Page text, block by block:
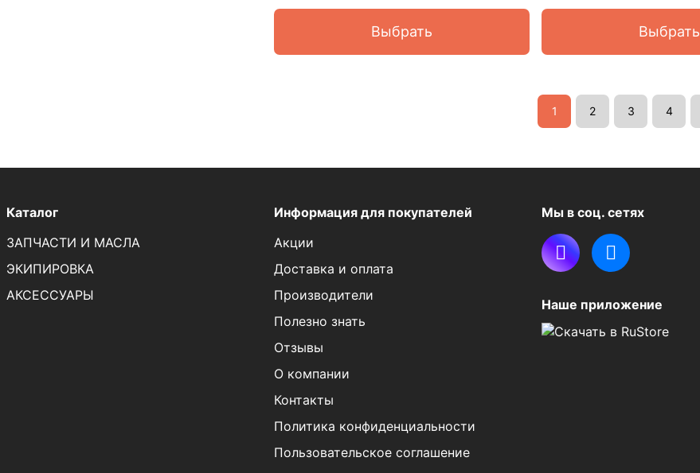
Выбрать Выбрать
1 2 3 4
Каталог
ЗАПЧАСТИ И МАСЛА
ЭКИПИРОВКА
АКСЕССУАРЫ
Информация для покупателей
Акции
Доставка и оплата
Производители
Полезно знать
Отзывы
О компании
Контакты
Политика конфиденциальности
Пользовательское соглашение
Мы в соц. сетях
Наше приложение